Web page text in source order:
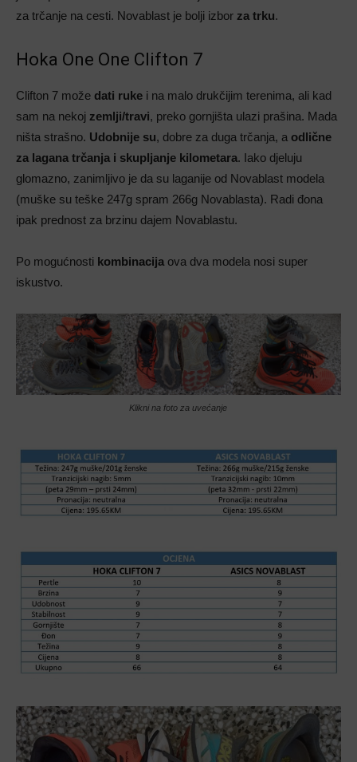
za trčanje na cesti. Novablast je bolji izbor za trku.
Hoka One One Clifton 7
Clifton 7 može dati ruke i na malo drukčijim terenima, ali kad
sam na nekoj zemlji/travi, preko gornjišta ulazi prašina. Mada
ništa strašno. Udobnije su, dobre za duga trčanja, a odlične
za lagana trčanja i skupljanje kilometara. Iako djeluju
glomazno, zanimljivo je da su laganije od Novablast modela
(muške su teške 247g spram 266g Novablasta). Radi đona
ipak prednost za brzinu dajem Novablastu.
Po mogućnosti kombinacija ova dva modela nosi super
iskustvo.
Klikni na foto za uvećanje